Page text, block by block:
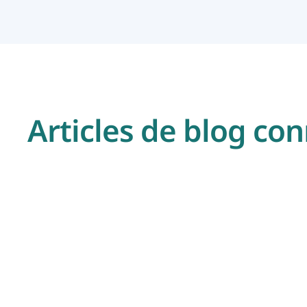
Articles de blog